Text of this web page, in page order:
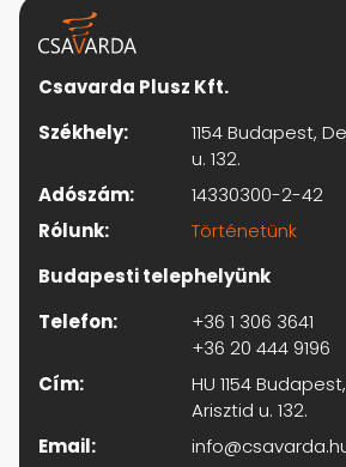
Csavarda Plusz Kft.
Székhely:
1154 Budapest,
u. 132.
Adószám:
14330300-2-42
Rólunk:
Történetünk
Budapesti telephelyünk
Telefon:
+36 1 306 3641
+36 20 444 9196
Cím:
HU 1154
Arisztid u. 132.
Email: